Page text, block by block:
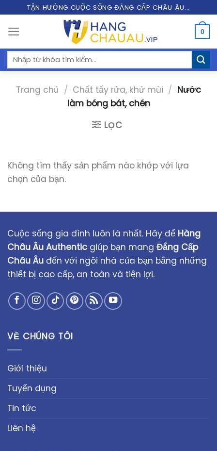
content
TẬN HƯỞNG CUỘC SỐNG ĐẲNG CẤP CHÂU ÂU...
0
Tìm
kiếm:
Trang chủ / Chất tẩy rửa, khử mùi / Nước
làm bóng bát, chén
LỌC
Không tìm thấy sản phẩm nào khớp với lựa
chọn của bạn.
Cuộc sống gia đình luôn là nhất. Hãy để Hàng
Châu Âu Authentic giúp bạn mang Đẳng Cấp
Châu Âu đến với ngôi nhà của bạn bằng những
thiết bị cao cấp, an toàn và tiện lợi.
VỀ CHÚNG TÔI
Giới thiệu
Tuyển dụng
Tin tức
Liên hệ